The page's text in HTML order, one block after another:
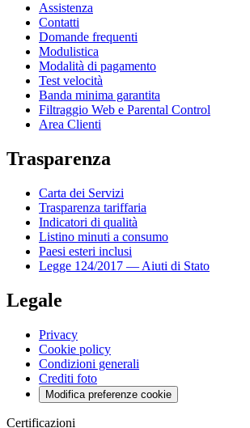
Assistenza
Contatti
Domande frequenti
Modulistica
Modalità di pagamento
Test velocità
Banda minima garantita
Filtraggio Web e Parental Control
Area Clienti
Trasparenza
Carta dei Servizi
Trasparenza tariffaria
Indicatori di qualità
Listino minuti a consumo
Paesi esteri inclusi
Legge 124/2017 — Aiuti di Stato
Legale
Privacy
Cookie policy
Condizioni generali
Crediti foto
Modifica preferenze cookie
Certificazioni